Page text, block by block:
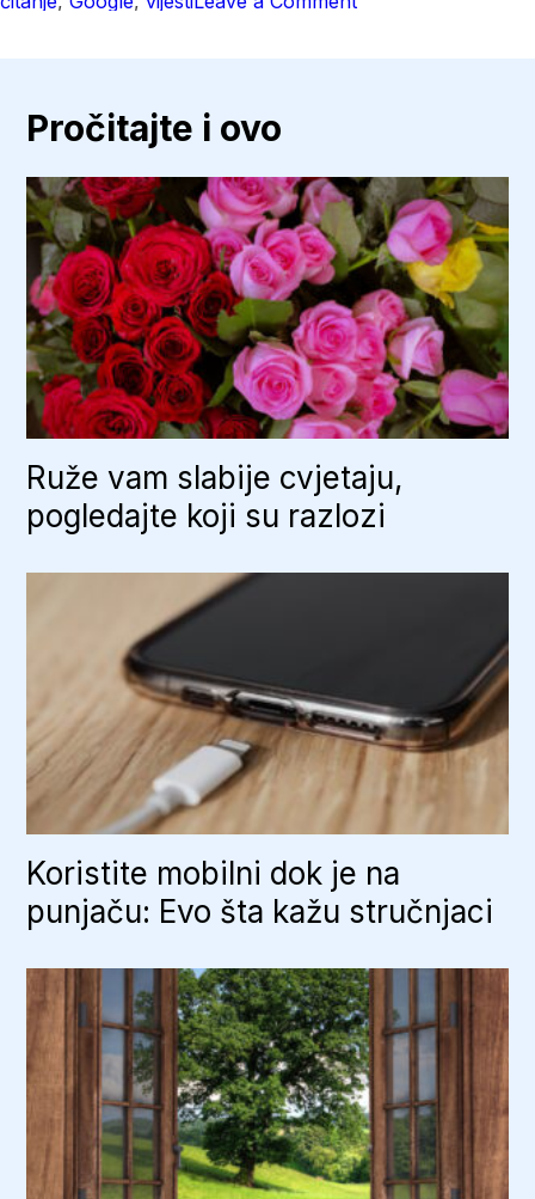
prikazuje
Pročitajte i ovo
Ruže vam slabije cvjetaju,
pogledajte koji su razlozi
Koristite mobilni dok je na
punjaču: Evo šta kažu stručnjaci